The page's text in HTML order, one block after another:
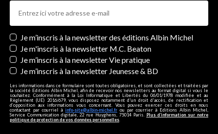
Newsletters
Je m’inscris à la newsletter des éditions Albin Michel
Je m'inscris à la newsletter M.C. Beaton
Je m’inscris à la newsletter Vie pratique
Je m’inscris à la newsletter Jeunesse & BD
Les informations dans ce formulaire sont toutes obligatoires, et sont collectées et traitées par
la société Editions Albin Michel, afin de recevoir nos newsletters au format digital si vous le
souhaitez. Conformément à la Loi Informatique et Libertés du 06/01/1978 modifiée et au
Règlement (UE) 2016/679, vous disposez notamment d'un droit d'accès, de rectification et
d’opposition aux informations vous concernant. Vous pouvez exercer ces droits en nous
contactant par courriel à info-site@albin-michel.fr ou par courrier à Editions Albin Michel,
Service Communication digitale, 22 rue Huyghens, 75014 Paris. Plus d’information sur notre
politique de protection de vos données personnelles